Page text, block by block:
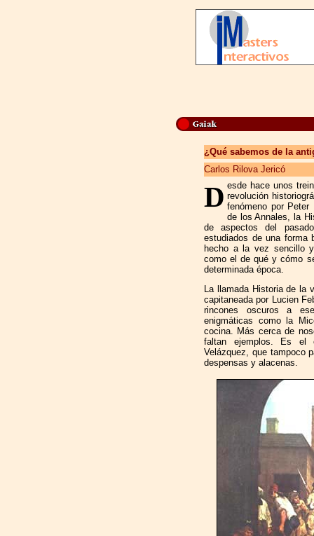
¿Qué sabemos de la
Carlos Rilova Jericó
D esde hace unos
revolución
fenómeno por Peter
de los Annales, la
de aspectos del
estudiados de una forma
hecho a la vez sencillo
como el de qué y cómo
determinada época.
La llamada Historia de la
capitaneada por Lucien
rincones oscuros a
enigmáticas como la
cocina. Más cerca de
faltan ejemplos. Es el
Velázquez, que tampoco
despensas y alacenas.